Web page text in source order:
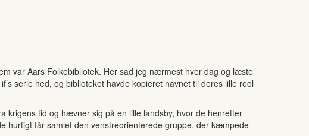
var Aars Folkebibliotek. Her sad jeg nærmest hver dag og læste
serie hed, og biblioteket havde kopieret navnet til deres lille reol
krigens tid og hævner sig på en lille landsby, hvor de henretter
hurtigt får samlet den venstreorienterede gruppe, der kæmpede